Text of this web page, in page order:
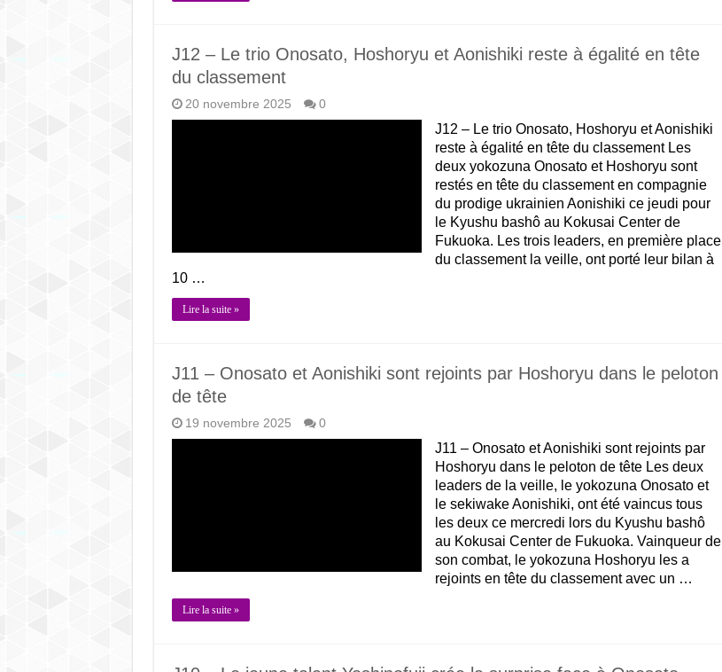
J12 – Le trio Onosato, Hoshoryu et Aonishiki reste à égalité en tête
du classement
20 novembre 2025 0
J12 – Le trio Onosato, Hoshoryu et Aonishiki
reste à égalité en tête du classement Les
deux yokozuna Onosato et Hoshoryu sont
restés en tête du classement en compagnie
du prodige ukrainien Aonishiki ce jeudi pour
le Kyushu bashô au Kokusai Center de
Fukuoka. Les trois leaders, en première place
du classement la veille, ont porté leur bilan à
10 …
Lire la suite »
J11 – Onosato et Aonishiki sont rejoints par Hoshoryu dans le peloton
de tête
19 novembre 2025 0
J11 – Onosato et Aonishiki sont rejoints par
Hoshoryu dans le peloton de tête Les deux
leaders de la veille, le yokozuna Onosato et
le sekiwake Aonishiki, ont été vaincus tous
les deux ce mercredi lors du Kyushu bashô
au Kokusai Center de Fukuoka. Vainqueur de
son combat, le yokozuna Hoshoryu les a
rejoints en tête du classement avec un …
Lire la suite »